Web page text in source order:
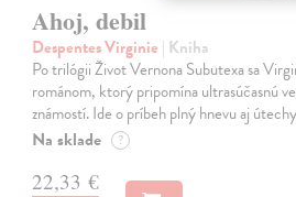
Ahoj, debil
Despentes Virginie | Kniha
Po trilógii Život Vernona Subutexa sa
románom, ktorý pripomína ultrasúčasnú
známostí. Ide o príbeh plný hnevu aj
Na sklade ?
22,33 €